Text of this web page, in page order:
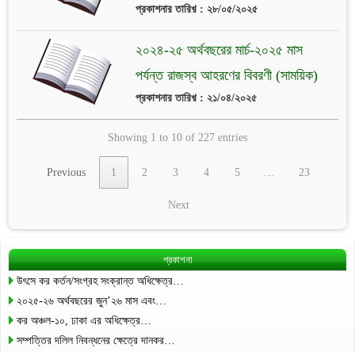
প্রকাশনার তারিখ় : ২৮/০৫/২০২৫
২০২৪-২৫ অর্থবছরের মার্চ-২০২৫ মাস
পর্যন্ত রাজস্ব আহরণের বিবরণী (সাময়িক)
প্রকাশনার তারিখ় : ২১/০৪/২০২৫
Showing 1 to 10 of 227 entries
Previous 1 2 3 4 5 23
Next
প্রকাশনা
উৎসে কর কর্তন/সংগ্রহ সংক্রান্ত অধিক্ষেত্র…
২০২৫-২৬ অর্থবছরের জুন’২৬ মাস এবং…
কর অঞ্চল-১০, ঢাকা এর অধিক্ষেত্র…
সম্পত্তির দলিল নিবন্ধনের ক্ষেত্রে দানকর…